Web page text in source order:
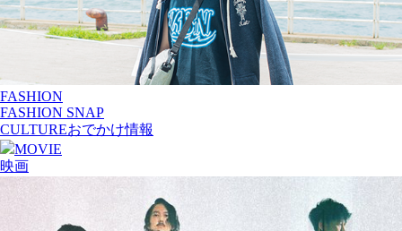
FASHION
FASHION SNAP
CULTUREおでかけ情報
MOVIE
映画